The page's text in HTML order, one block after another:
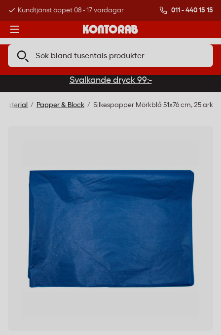
Kundtjänst öppet 08 - 17 vardagar Över 500 000
011 - 440 15 15
Svalkande dryck 99:-
Papper & Block Silkespapper Mörkblå 51x76 cm, 25 ark